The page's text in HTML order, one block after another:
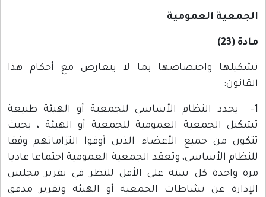
الجمعية العمومية
مادة (23)
تشكيلها واختصاصها بما لا يتعارض مع أحكام هذا
القانون:
1- يحدد النظام الأساسي للجمعية أو الهيئة طبيعة
تشكيل الجمعية العمومية للجمعية أو الهيئة ، بحيث
تتكون من جميع الأعضاء الذين أوفوا التزاماتهم وفقا
للنظام الأساسي، وتعقد الجمعية العمومية اجتماعا عاديا
مرة واحدة كل سنة على الأقل للنظر في تقرير مجلس
الإدارة عن نشاطات الجمعية أو الهيئة وتقرير مدقق